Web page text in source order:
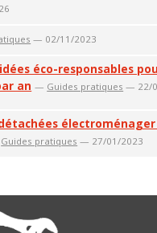
— 02/11/2023
idées éco-responsables
an — Guides pratiques — 22/
Guides pratiques — 27/01/2023